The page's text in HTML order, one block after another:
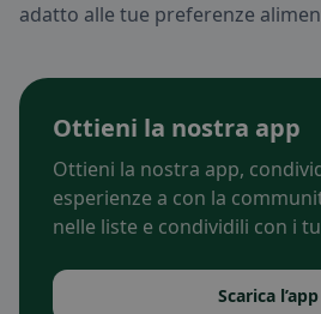
adatto alle tue preferenze
Ottieni la nostra app
Ottieni la nostra app,
esperienze a con la
nelle liste e condividili con i
Scarica l’app